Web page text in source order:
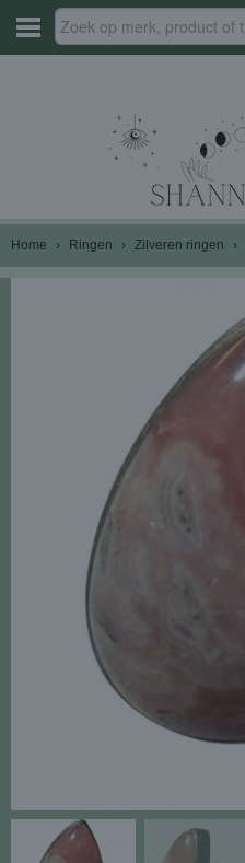
Home › Ringen › Zilveren ringen ›